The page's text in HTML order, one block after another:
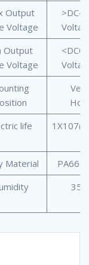
Output
Voltage
Output
Voltage
life
Material